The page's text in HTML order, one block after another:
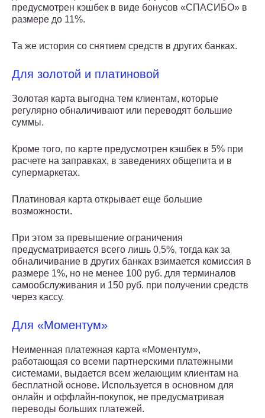
предусмотрен кэшбек в виде бонусов «СПАСИБО» в
размере до 11%.
Та же история со снятием средств в других банках.
Для золотой и платиновой
Золотая карта выгодна тем клиентам, которые
регулярно обналичивают или переводят большие
суммы.
Кроме того, по карте предусмотрен кэшбек в 5% при
расчете на заправках, в заведениях общепита и в
супермаркетах.
Платиновая карта открывает еще большие
возможности.
При этом за превышение ограничения
предусматривается всего лишь 0,5%, тогда как за
обналичивание в других банках взимается комиссия в
размере 1%, но не менее 100 руб. для терминалов
самообслуживания и 150 руб. при получении средств
через кассу.
Для «Моментум»
Неименная платежная карта «Моментум»,
работающая со всеми партнерскими платежными
системами, выдается всем желающим клиентам на
бесплатной основе. Используется в основном для
онлайн и оффлайн-покупок, не предусматривая
переводы больших платежей.